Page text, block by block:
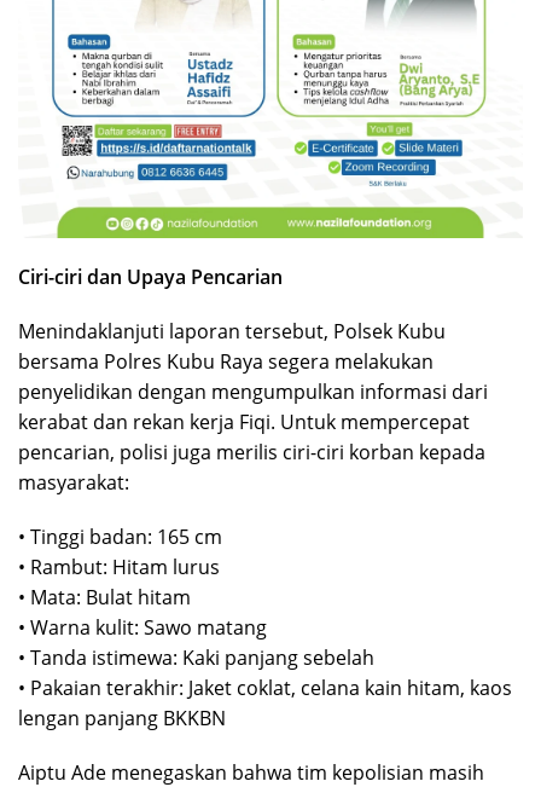
Ciri-ciri dan Upaya Pencarian
Menindaklanjuti laporan tersebut, Polsek Kubu
bersama Polres Kubu Raya segera melakukan
penyelidikan dengan mengumpulkan informasi dari
kerabat dan rekan kerja Fiqi. Untuk mempercepat
pencarian, polisi juga merilis ciri-ciri korban kepada
masyarakat:
• Tinggi badan: 165 cm
• Rambut: Hitam lurus
• Mata: Bulat hitam
• Warna kulit: Sawo matang
• Tanda istimewa: Kaki panjang sebelah
• Pakaian terakhir: Jaket coklat, celana kain hitam, kaos
lengan panjang BKKBN
Aiptu Ade menegaskan bahwa tim kepolisian masih